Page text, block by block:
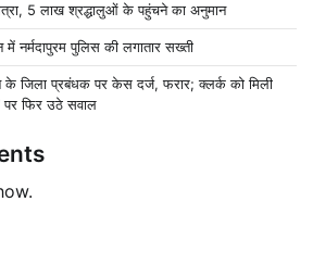
5 लाख श्रद्धालुओं के पहुंचने का अनुमान
में नर्मदापुरम पुलिस की लगातार सख्ती
के जिला प्रबंधक पर केस दर्ज, फरार; क्लर्क को मिली
पर फिर उठे सवाल